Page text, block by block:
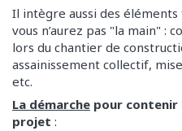
Il intègre aussi des
vous n’aurez pas "la main" :
lors du chantier de
assainissement collectif,
etc.
La démarche pour contenir
projet :